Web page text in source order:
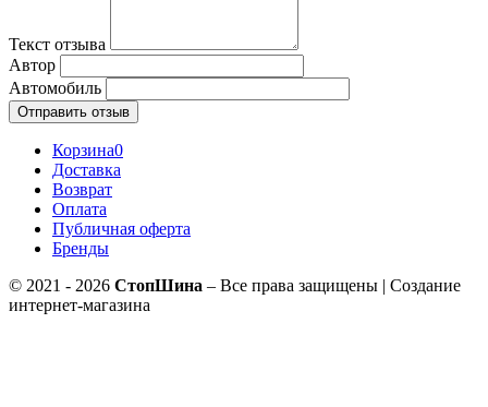
Текст отзыва
Автор
Автомобиль
Отправить отзыв
Корзина0
Доставка
Возврат
Оплата
Публичная оферта
Бренды
© 2021 - 2026 СтопШина – Все права защищены | Создание
интернет-магазина